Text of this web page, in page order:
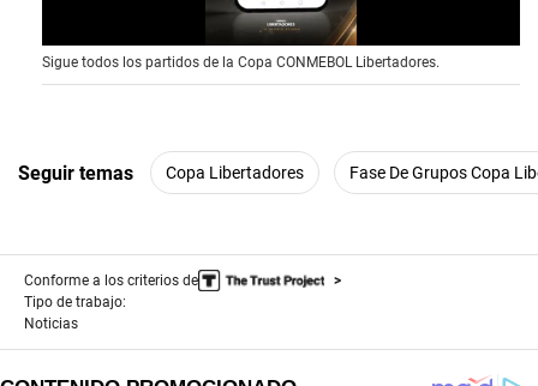
0
s
e
d
s
s
e
c
d
Sigue todos los partidos de la Copa CONMEBOL Libertadores.
Seguir temas Copa Libertadores Fase De Grupos Copa
Conforme a los criterios de
Tipo de trabajo:
Noticias